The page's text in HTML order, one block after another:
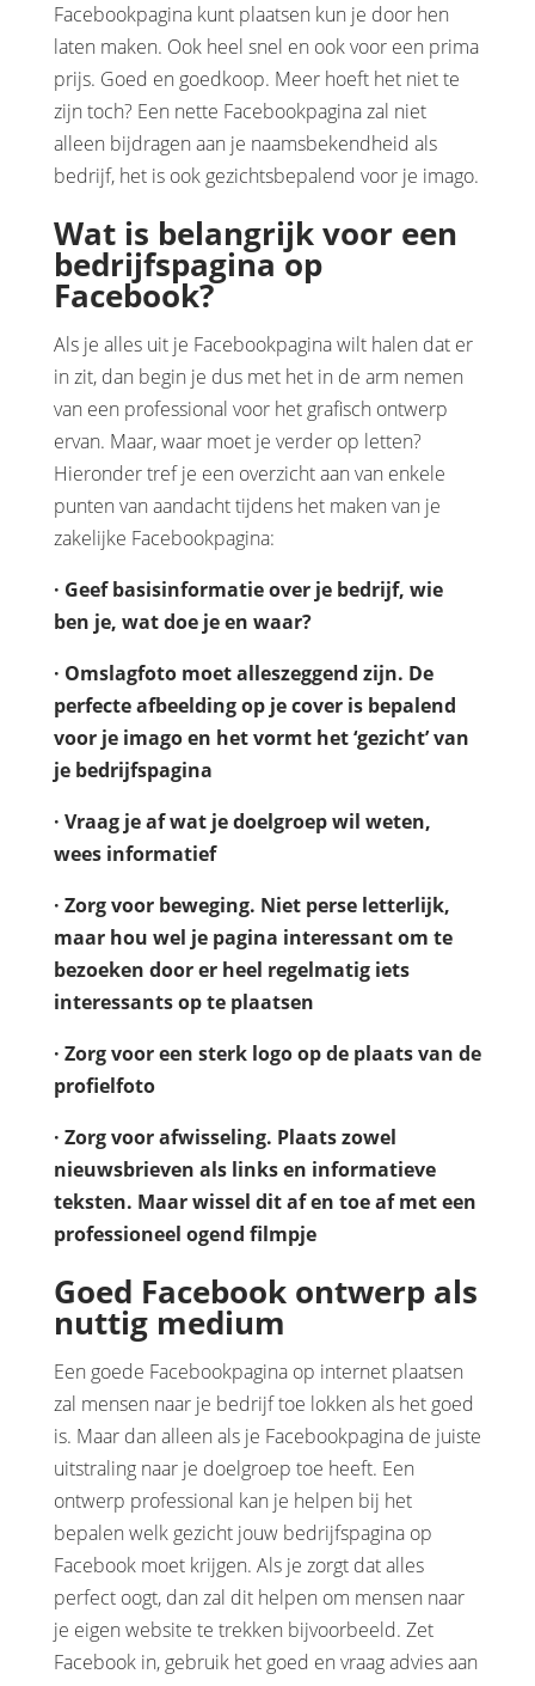
Facebookpagina kunt plaatsen kun je door hen
laten maken. Ook heel snel en ook voor een prima
prijs. Goed en goedkoop. Meer hoeft het niet te
zijn toch? Een nette Facebookpagina zal niet
alleen bijdragen aan je naamsbekendheid als
bedrijf, het is ook gezichtsbepalend voor je imago.
Wat is belangrijk voor een
bedrijfspagina op
Facebook?
Als je alles uit je Facebookpagina wilt halen dat er
in zit, dan begin je dus met het in de arm nemen
van een professional voor het grafisch ontwerp
ervan. Maar, waar moet je verder op letten?
Hieronder tref je een overzicht aan van enkele
punten van aandacht tijdens het maken van je
zakelijke Facebookpagina:
· Geef basisinformatie over je bedrijf, wie
ben je, wat doe je en waar?
· Omslagfoto moet alleszeggend zijn. De
perfecte afbeelding op je cover is bepalend
voor je imago en het vormt het ‘gezicht’ van
je bedrijfspagina
· Vraag je af wat je doelgroep wil weten,
wees informatief
· Zorg voor beweging. Niet perse letterlijk,
maar hou wel je pagina interessant om te
bezoeken door er heel regelmatig iets
interessants op te plaatsen
· Zorg voor een sterk logo op de plaats van de
profielfoto
· Zorg voor afwisseling. Plaats zowel
nieuwsbrieven als links en informatieve
teksten. Maar wissel dit af en toe af met een
professioneel ogend filmpje
Goed Facebook ontwerp als
nuttig medium
Een goede Facebookpagina op internet plaatsen
zal mensen naar je bedrijf toe lokken als het goed
is. Maar dan alleen als je Facebookpagina de juiste
uitstraling naar je doelgroep toe heeft. Een
ontwerp professional kan je helpen bij het
bepalen welk gezicht jouw bedrijfspagina op
Facebook moet krijgen. Als je zorgt dat alles
perfect oogt, dan zal dit helpen om mensen naar
je eigen website te trekken bijvoorbeeld. Zet
Facebook in, gebruik het goed en vraag advies aan